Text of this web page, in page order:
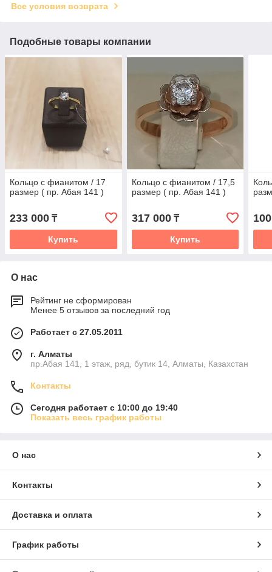
Все условия возврата
Подобные товары компании
Кольцо с фианитом / 17
размер ( пр. Абая 141 )
233 000 ₸
Купить
Кольцо с фианитом / 17,5
размер ( пр. Абая 141 )
317 000₸
Купить
О нас
Рейтинг не сформирован
Менее 5 отзывов за последний год
Работает с 27.05.2011
г. Алматы
пр.Абая 141, 1 этаж, ряд, бутик 14, Алматы, Казахстан
Контакты
Сегодня работает с 10:00 до 19:40
Показать весь график работы
О нас
Контакты
Доставка и оплата
График работы